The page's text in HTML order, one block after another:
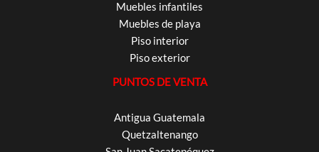
Muebles infantiles
Muebles de playa
Piso interior
Piso exterior
PUNTOS DE VENTA
Antigua Guatemala
Quetzaltenango